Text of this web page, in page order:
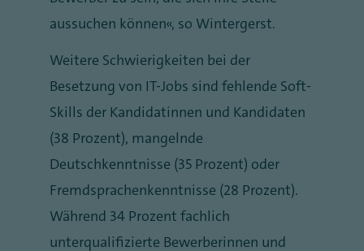
aussuchen können“, so Wintergerst.
Weitere Schwierigkeiten bei der
Besetzung von IT-Jobs sind fehlende Soft-
Skills der Kandidatinnen und Kandidaten
(38 Prozent), mangelnde
Deutschkenntnisse (35 Prozent) oder
Fremdsprachenkenntnisse (28 Prozent).
Während 34 Prozent fachlich
unterqualifizierte Bewerberinnen und